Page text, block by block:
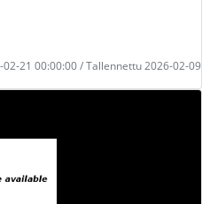
02-21 00:00:00 / Tallennettu 2026-02-09